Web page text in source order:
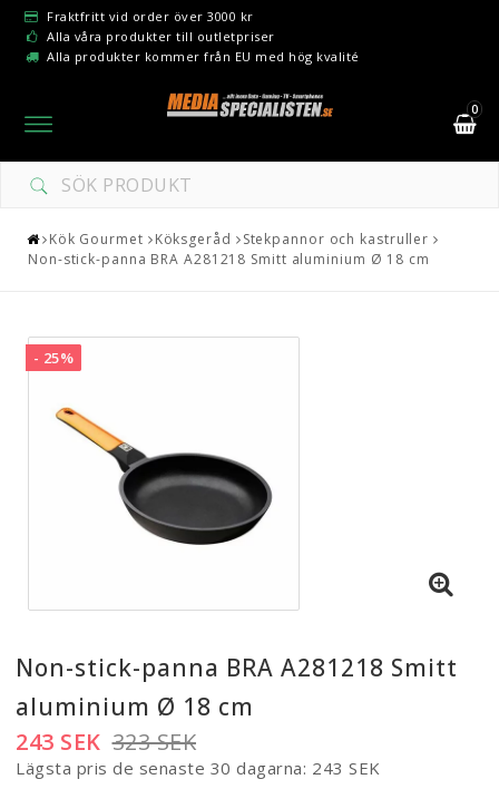
Fraktfritt vid order över 3000 kr
Alla våra produkter till outletpriser
Alla produkter kommer från EU med hög kvalité
0
Toggle
navigation
Kök Gourmet Köksgeråd
Stekpannor och kastruller
Non-stick-panna BRA A281218 Smitt aluminium Ø 18 cm
- 25%
Non-stick-panna BRA A281218 Smitt
aluminium Ø 18 cm
323 SEK
243 SEK
Lägsta pris de senaste 30 dagarna 243 SEK